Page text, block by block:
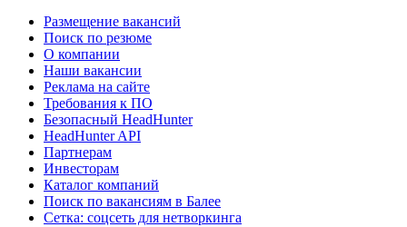
Размещение вакансий
Поиск по резюме
О компании
Наши вакансии
Реклама на сайте
Требования к ПО
Безопасный HeadHunter
HeadHunter API
Партнерам
Инвесторам
Каталог компаний
Поиск по вакансиям в Балее
Сетка: соцсеть для нетворкинга